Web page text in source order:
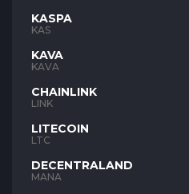
KASPA
KAS
KAVA
KAVA
CHAINLINK
LINK
LITECOIN
LTC
DECENTRALAND
MANA